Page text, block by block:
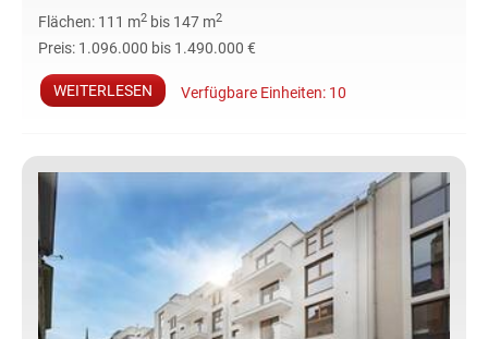
Flächen: 111 m2 bis 147 m2
Preis: 1.096.000 bis 1.490.000 €
WEITERLESEN Verfügbare Einheiten: 10